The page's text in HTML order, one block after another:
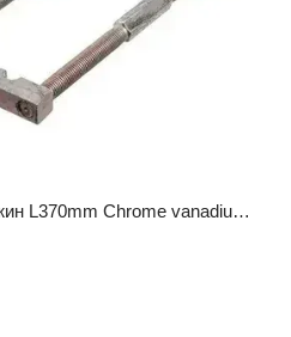
Стяжки пружин L370mm Chrome vanadium СТАНДАРТ ST370S